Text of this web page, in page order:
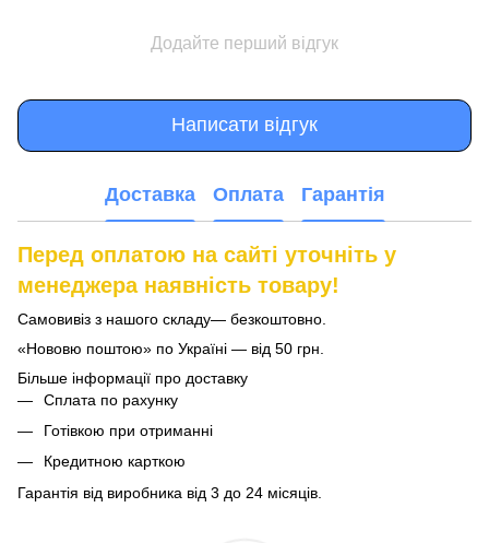
Додайте перший відгук
Написати відгук
Доставка Оплата Гарантія
Перед оплатою на сайті уточніть у
менеджера наявність товару!
Самовивіз з нашого складу— безкоштовно.
«Нововю поштою» по Україні — від 50 грн.
Більше інформації про доставку
Сплата по рахунку
Готівкою при отриманні
Кредитною карткою
Гарантія від виробника від 3 до 24 місяців.